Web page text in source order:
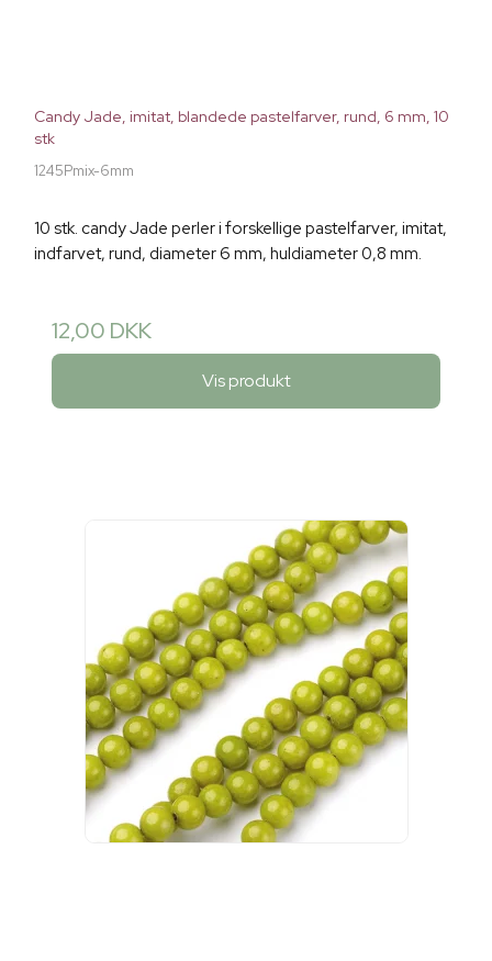
Candy Jade, imitat, blandede pastelfarver, rund, 6 mm, 10
stk
1245Pmix-6mm
10 stk. candy Jade perler i forskellige pastelfarver, imitat,
indfarvet, rund, diameter 6 mm, huldiameter 0,8 mm.
12,00 DKK
Vis produkt